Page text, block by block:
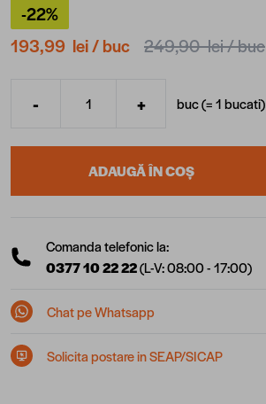
-22%
193,99 lei/ buc 249,90 lei/ buc
Cantitate
- + buc (=1bucati)
ADAUGĂ ÎN COȘ
Comanda telefonic la:
0377 10 22 22(L-V: 08:00 - 17:00)
Chat pe Whatsapp
Solicita postare in SEAP/SICAP